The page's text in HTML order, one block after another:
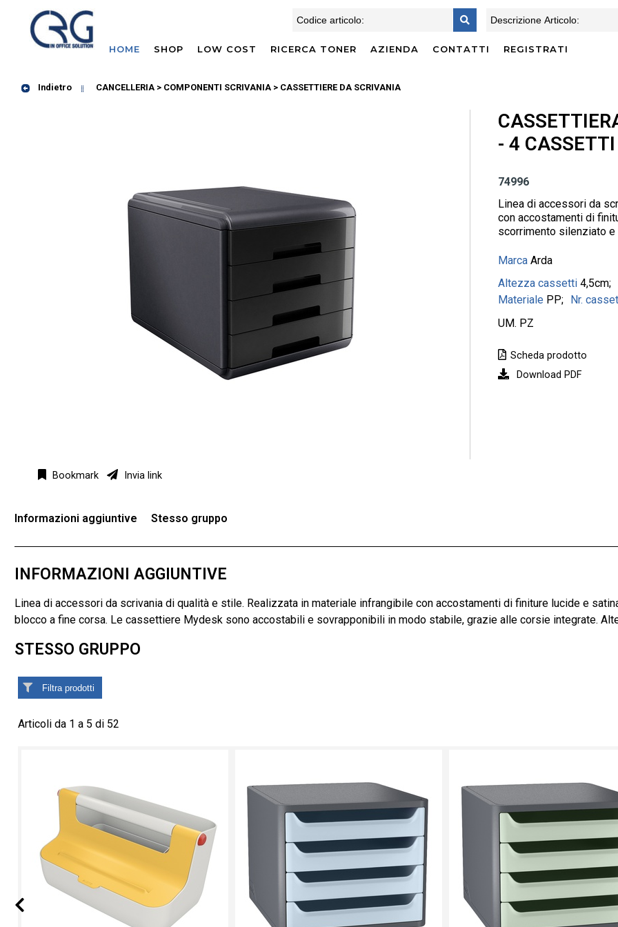
HOME SHOP LOW COST RICERCA TONER AZIENDA CONTATTI REGISTRATI
Indietro CANCELLERIA > COMPONENTI SCRIVANIA> CASSETTIERE DA SCRIVANIA
- 4
74996
Linea di accessori da
con accostamenti di
scorrimento silenziato
Marca Arda
Altezza cassetti 4,5cm
Materiale PP Nr.
UM. PZ
Scheda prodotto
Download PDF
Bookmark Invia link
Informazioni aggiuntive Stesso gruppo
INFORMAZIONI AGGIUNTIVE
Linea di accessori da scrivania di qualità e stile. Realizzata in materiale infrangibile con accostamenti di finiture lucide e
blocco a fine corsa. Le cassettiere Mydesk sono accostabili e sovrapponibili in modo stabile, grazie alle corsie integrate.
STESSO GRUPPO
Filtra prodotti
Articoli da 1 a 5 di 52